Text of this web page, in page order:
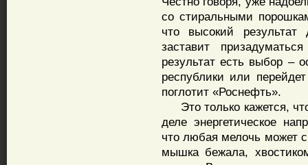
со стиральными
что высокий результат
заставит
результат есть выбор –
республики или
поглотит «Роснефть».
Это только кажется,
деле энергетическое
что любая мелочь может
мышка бежала,